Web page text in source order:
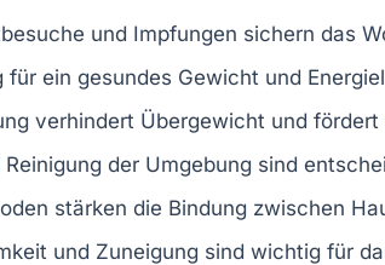
und Impfungen sichern das
für ein gesundes Gewicht und
verhindert Übergewicht und
der Umgebung sind
stärken die Bindung zwischen
und Zuneigung sind wichtig für